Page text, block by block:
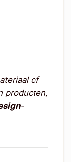
of
producten,
-